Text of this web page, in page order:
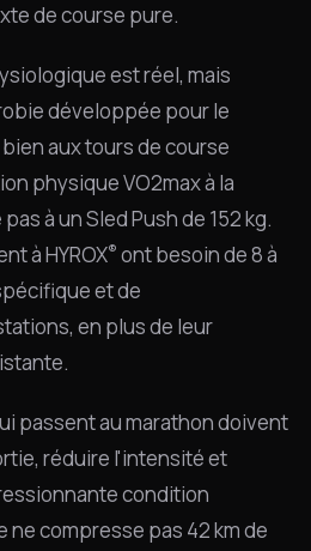
de course pure.
est réel, mais
développée pour le
aux tours de course
physique VO2max à la
à un Sled Push de 152 kg.
à HYROX® ont besoin de 8 à
et de
en plus de leur
passent au marathon doivent
réduire l'intensité et
condition
compresse pas 42 km de